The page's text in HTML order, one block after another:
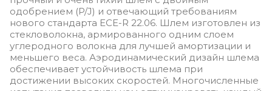
одобрением (P/J) и отвечающий требованиям
нового стандарта ECE-R 22.06. Шлем изготовлен из
стекловолокна, армированного одним слоем
углеродного волокна для лучшей амортизации и
меньшего веса. Аэродинамический дизайн шлема
обеспечивает устойчивость шлема при
достижении высоких скоростей. Многочисленные